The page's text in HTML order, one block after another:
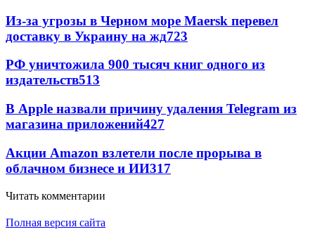
Из-за угрозы в Черном море Maersk перевел
доставку в Украину на жд723
РФ уничтожила 900 тысяч книг одного из
издательств513
В Apple назвали причину удаления Telegram из
магазина приложений427
Акции Amazon взлетели после прорыва в
облачном бизнесе и ИИ317
Читать комментарии
Полная версия сайта